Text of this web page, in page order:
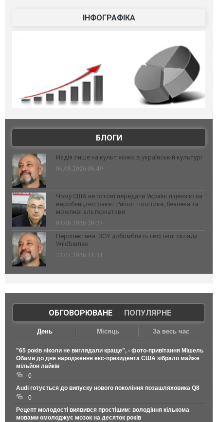
ІНФОГРАФІКА
БЛОГИ
Надія лише на культ жінки в українській культурі
06.08.2026 08:49
Чому США не готові передати Україні ліцензію на
виробництво ракет Patriot: політика, безпека та
можливі альтернативи
03.08.2026 20:24
Перспектива: ЗСУ добомблять і всі інші склади
Wildberries
23.07.2026 11:31
ОБГОВОРЮВАНЕ| ПОПУЛЯРНЕ
День Місяць За весь час
"65 років ніколи не виглядали краще", - фото-привітання Мішель
Обами до дня народження екс-президента США зібрало майже
мільйон лайків
0
Audi готується до випуску нового покоління позашляховика Q8
0
Рецепт молодості виявився простішим: володіння кількома
мовами омолоджує мозок на десяток років